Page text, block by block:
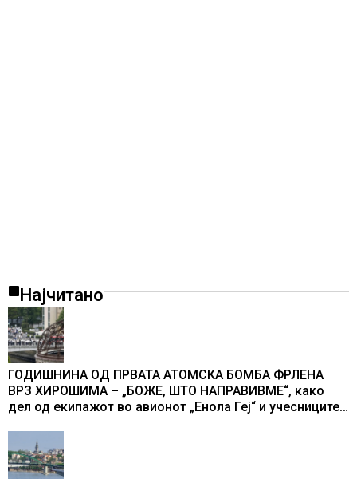
Најчитано
ГОДИШНИНА ОД ПРВАТА АТОМСКА БОМБА ФРЛЕНА
ВРЗ ХИРОШИМА – „БОЖЕ, ШТО НАПРАВИВМЕ“, како
дел од екипажот во авионот „Енола Геј“ и учесниците
промени текот на историјата